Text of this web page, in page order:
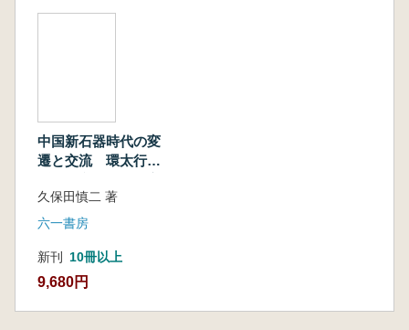
中国新石器時代の変
遷と交流 環太行山
とその背景
久保田慎二 著
六一書房
新刊 10冊以上
9,680円